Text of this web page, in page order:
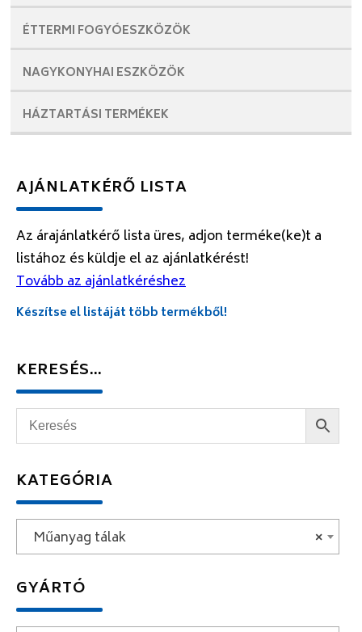
ÉTTERMI FOGYÓESZKÖZÖK
NAGYKONYHAI ESZKÖZÖK
HÁZTARTÁSI TERMÉKEK
AJÁNLATKÉRŐ LISTA
Az árajánlatkérő lista üres, adjon terméke(ke)t a
listához és küldje el az ajánlatkérést!
Tovább az ajánlatkéréshez
Készítse el listáját több termékből!
KERESÉS…
KATEGÓRIA
×
Műanyag tálak
GYÁRTÓ